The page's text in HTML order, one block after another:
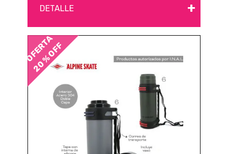
DETALLE +
OFERTA
20 % OFF